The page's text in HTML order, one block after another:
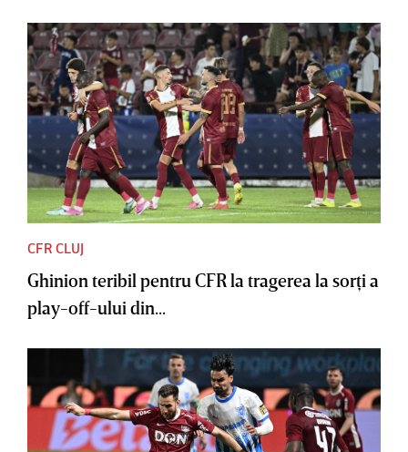
CFR CLUJ
Ghinion teribil pentru CFR la tragerea la sorţi a
play-off-ului din...